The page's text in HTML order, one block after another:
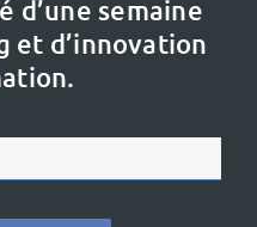
d’une semaine
et d’innovation